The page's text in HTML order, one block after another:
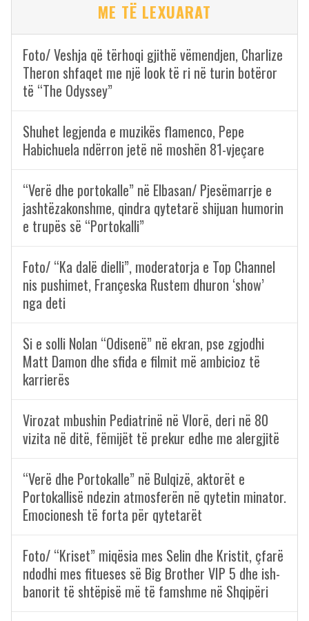
ME TË LEXUARAT
Foto/ Veshja që tërhoqi gjithë vëmendjen, Charlize
Theron shfaqet me një look të ri në turin botëror
të “The Odyssey”
Shuhet legjenda e muzikës flamenco, Pepe
Habichuela ndërron jetë në moshën 81-vjeçare
“Verë dhe portokalle” në Elbasan/ Pjesëmarrje e
jashtëzakonshme, qindra qytetarë shijuan humorin
e trupës së “Portokalli”
Foto/ “Ka dalë dielli”, moderatorja e Top Channel
nis pushimet, Françeska Rustem dhuron ‘show’
nga deti
Si e solli Nolan “Odisenë” në ekran, pse zgjodhi
Matt Damon dhe sfida e filmit më ambicioz të
karrierës
Virozat mbushin Pediatrinë në Vlorë, deri në 80
vizita në ditë, fëmijët të prekur edhe me alergjitë
“Verë dhe Portokalle” në Bulqizë, aktorët e
Portokallisë ndezin atmosferën në qytetin minator.
Emocionesh të forta për qytetarët
Foto/ “Kriset” miqësia mes Selin dhe Kristit, çfarë
ndodhi mes fitueses së Big Brother VIP 5 dhe ish-
banorit të shtëpisë më të famshme në Shqipëri